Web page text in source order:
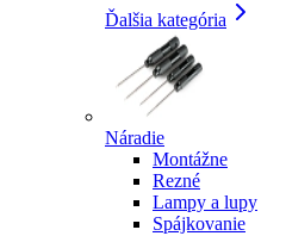
Ďalšia kategória
Náradie
Montážne
Rezné
Lampy a lupy
Spájkovanie